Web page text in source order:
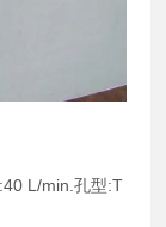
L/min.孔型:T